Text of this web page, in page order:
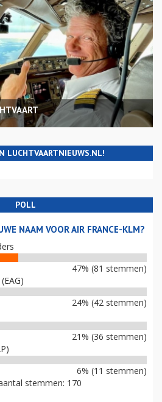
LUCHTVAARTNIEUWS.NL!
POLL
NAAM VOOR AIR FRANCE-KLM?
47% (81 stemmen)
24% (42 stemmen)
21% (36 stemmen)
6% (11 stemmen)
stemmen: 170